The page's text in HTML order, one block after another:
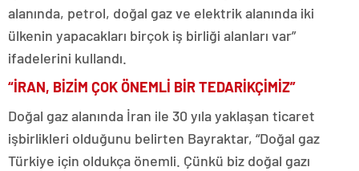
alanında, petrol, doğal gaz ve elektrik alanında iki
ülkenin yapacakları birçok iş birliği alanları var”
ifadelerini kullandı.
“İRAN, BİZİM ÇOK ÖNEMLİ BİR TEDARİKÇİMİZ”
Doğal gaz alanında İran ile 30 yıla yaklaşan ticaret
işbirlikleri olduğunu belirten Bayraktar, “Doğal gaz
Türkiye için oldukça önemli. Çünkü biz doğal gazı